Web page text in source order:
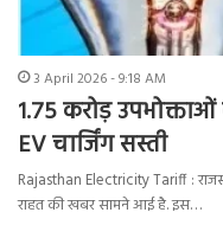
3 April 2026 - 9:18 AM
1.75 करोड़
EV चार्जिंग सस्ती
Rajasthan Electricity Tariff :
राहत की खबर सामने आई है. इस…